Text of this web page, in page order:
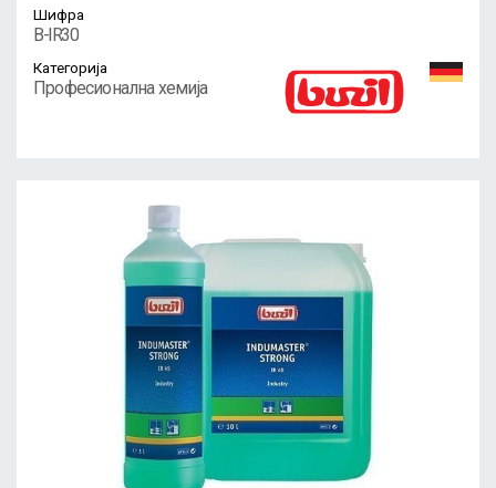
Шифра
B-IR30
Категорија
Професионална хемија